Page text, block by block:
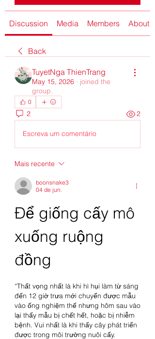
Discussion Media Members About
Back
TuyetNga ThienTrang
May 15, 2026 · joined the
group.
0
2 2
Escreva um comentário
Mais recente
boonsnake3
04 de jun.
Để giống cấy mô
xuống ruộng
đồng
“Thất vọng nhất là khi hì hụi làm từ sáng
đến 12 giờ trưa mới chuyển được mẫu
vào ống nghiệm thế nhưng hôm sau vào
lại thấy mẫu bị chết hết, hoặc bị nhiễm
bệnh. Vui nhất là khi thấy cây phát triển